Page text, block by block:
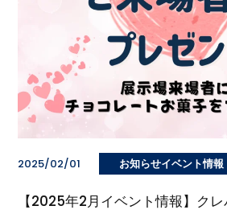
2025/02/01 お知らせイベント情報
【2025年2月イベント情報】ク